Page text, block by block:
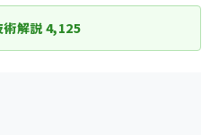
ジ
送
術解説 4,125